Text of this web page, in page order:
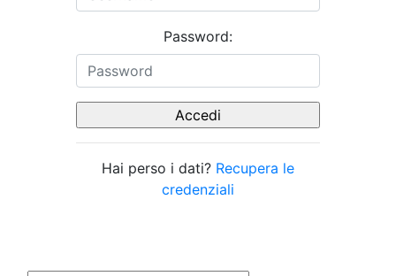
Password:
Hai perso i dati? Recupera le
credenziali